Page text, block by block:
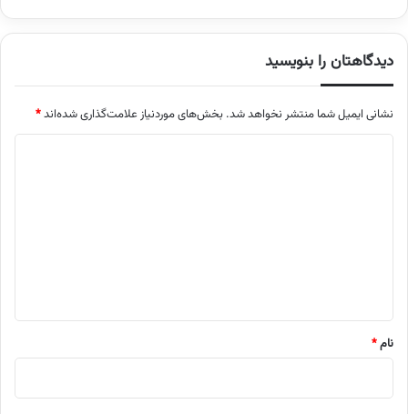
دیدگاهتان را بنویسید
نشانی ایمیل شما منتشر نخواهد شد. بخش‌های موردنیاز علامت‌گذاری شده‌اند*
نام*